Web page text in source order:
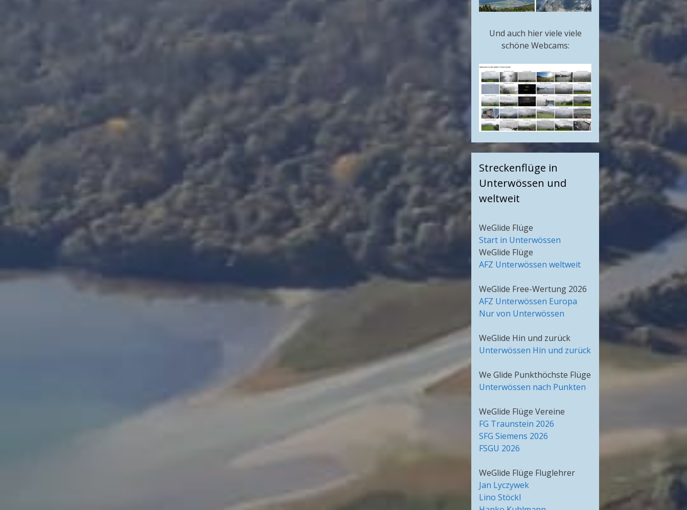
Und auch hier viele viele
schöne Webcams:
Streckenflüge in
Unterwössen und
weltweit
WeGlide Flüge
Start in Unterwössen
WeGlide Flüge
AFZ Unterwössen weltweit
WeGlide Free-Wertung 2026
AFZ Unterwössen Europa
Nur von Unterwössen
WeGlide Hin und zurück
Unterwössen Hin und zurück
We Glide Punkthöchste Flüge
Unterwössen nach Punkten
WeGlide Flüge Vereine
FG Traunstein 2026
SFG Siemens 2026
FSGU 2026
WeGlide Flüge Fluglehrer
Jan Lyczywek
Lino Stöckl